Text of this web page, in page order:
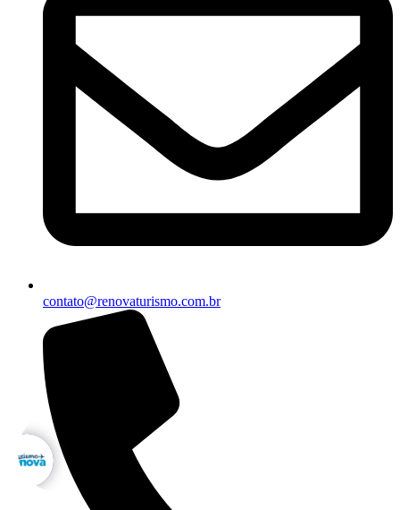
contato@renovaturismo.com.br